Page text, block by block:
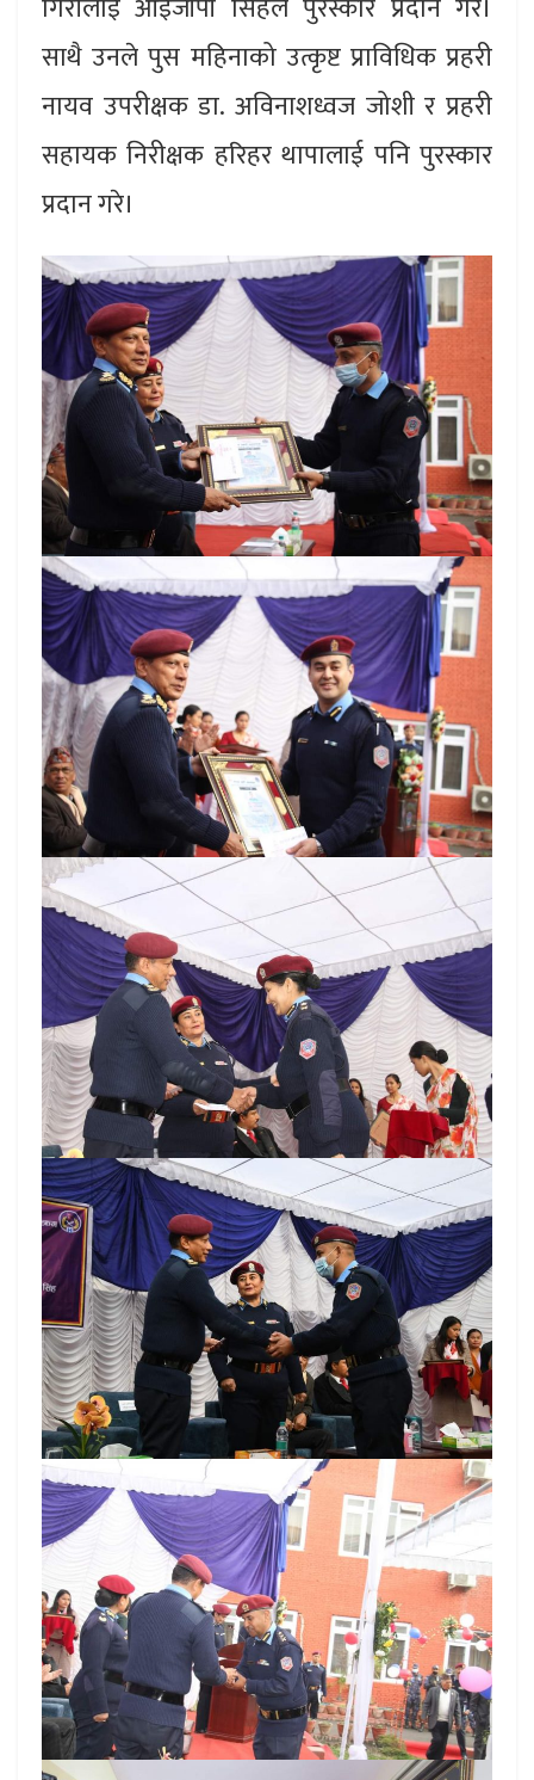
साथै उनले पुस महिनाको उत्कृष्ट प्राविधिक प्रहरी
नायव उपरीक्षक डा. अविनाशध्वज जोशी र प्रहरी
सहायक निरीक्षक हरिहर थापालाई पनि पुरस्कार
प्रदान गरे।